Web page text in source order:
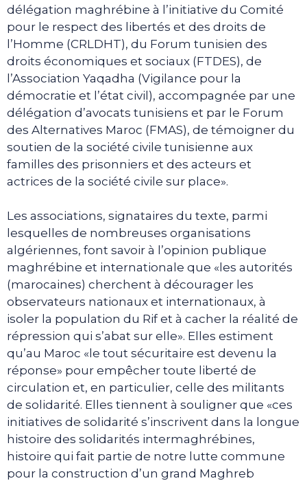
délégation maghrébine à l’initiative du Comité
pour le respect des libertés et des droits de
l’Homme (CRLDHT), du Forum tunisien des
droits économiques et sociaux (FTDES), de
l’Association Yaqadha (Vigilance pour la
démocratie et l’état civil), accompagnée par une
délégation d’avocats tunisiens et par le Forum
des Alternatives Maroc (FMAS), de témoigner du
soutien de la société civile tunisienne aux
familles des prisonniers et des acteurs et
actrices de la société civile sur place».
Les associations, signataires du texte, parmi
lesquelles de nombreuses organisations
algériennes, font savoir à l’opinion publique
maghrébine et internationale que «les autorités
(marocaines) cherchent à décourager les
observateurs nationaux et internationaux, à
isoler la population du Rif et à cacher la réalité de
répression qui s’abat sur elle». Elles estiment
qu’au Maroc «le tout sécuritaire est devenu la
réponse» pour empêcher toute liberté de
circulation et, en particulier, celle des militants
de solidarité. Elles tiennent à souligner que «ces
initiatives de solidarité s’inscrivent dans la longue
histoire des solidarités intermaghrébines,
histoire qui fait partie de notre lutte commune
pour la construction d’un grand Maghreb